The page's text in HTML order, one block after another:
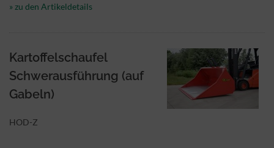
» zu den Artikeldetails
Kartoffelschaufel
Schwerausführung (auf
Gabeln)
HOD-Z